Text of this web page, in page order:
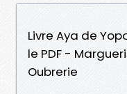
Livre Aya de
le PDF -
Oubrerie